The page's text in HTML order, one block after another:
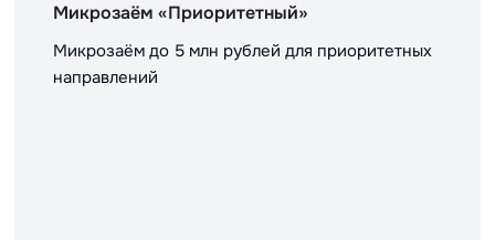
Микрозаём «Приоритетный»
Микрозаём до 5 млн рублей для приоритетных
направлений